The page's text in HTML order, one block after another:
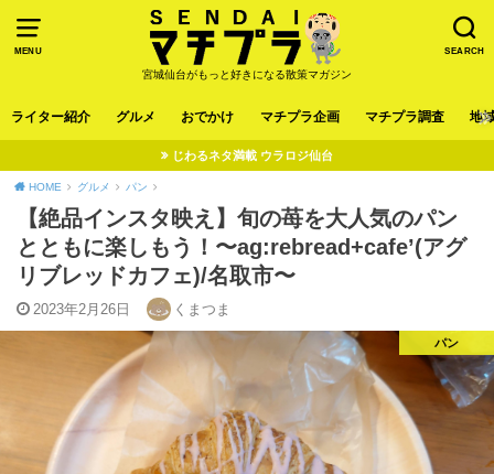
MENU SEARCH
宮城仙台がもっと好きになる散策マガジン
ライター紹介 グルメ おでかけ マチプラ企画 マチプラ調査 地
じわるネタ満載 ウラロジ仙台
HOME グルメ パン
【絶品インスタ映え】旬の苺を大人気のパン
とともに楽しもう！〜ag:rebread+cafe’(アグ
リブレッドカフェ)/名取市〜
2023年2月26日 くまつま
パン